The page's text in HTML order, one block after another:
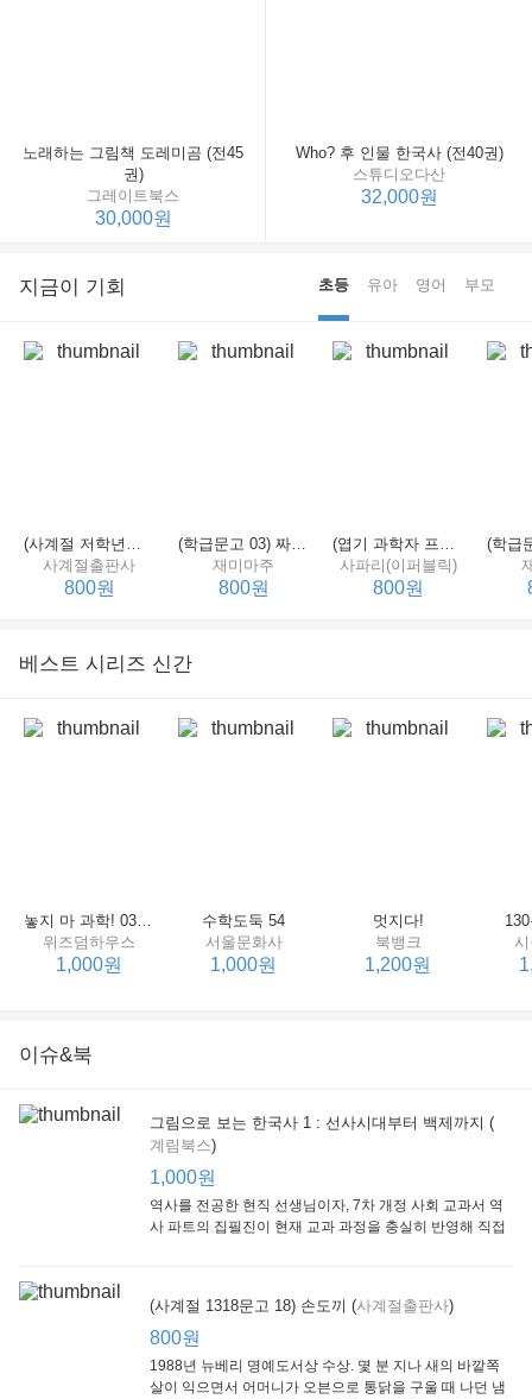
노래하는 그림책 도레미곰 (전45
권)
그레이트북스
30,000원
Who? 후 인물 한국사 (전40권)
스튜디오다산
32,000원
지금이 기회 초등 유아 영어 부모
(사계절 저학년문고 21) 선생님은 모르는 게 너무 많아
사계절출판사
800원
(학급문고 03) 짜장 짬뽕 탕수육
재미마주
800원
(엽기 과학자 프래니 01) 도시락 괴물이 나타났다
사파리(이퍼블릭)
800원
Little, Brown
1,000원
베스트 시리즈 신간
놓지 마 과학! 03 : 정신이 공룡에 정신 놓다
위즈덤하우스
1,000원
수학도둑 54
서울문화사
1,000원
멋지다!
북뱅크
1,200원
이슈&북
그림으로 보는 한국사 1 : 선사시대부터 백제까지 (
계림북스)
1,000원
역사를 전공한 현직 선생님이자, 7차 개정 사회 교과서 역
사 파트의 집필진이 현재 교과 과정을 충실히 반영해 직접
(사계절 1318문고 18) 손도끼 (사계절출판사)
800원
1988년 뉴베리 명예도서상 수상. 몇 분 지나 새의 바깥쪽
살이 익으면서 어머니가 오븐으로 통닭을 구울 때 나던 냄